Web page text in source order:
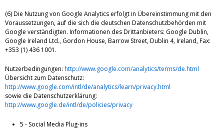
(6) Die Nutzung von Google Analytics erfolgt in Übereinstimmung mit den
Voraussetzungen, auf die sich die deutschen Datenschutzbehörden mit
Google verständigten. Informationen des Drittanbieters: Google Dublin,
Google Ireland Ltd., Gordon House, Barrow Street, Dublin 4, Ireland, Fax:
+353 (1) 436 1001.
Nutzerbedingungen: http://www.google.com/analytics/terms/de.html
Übersicht zum Datenschutz:
http://www.google.com/intl/de/analytics/learn/privacy.html
sowie die Datenschutzerklärung:
http://www.google.de/intl/de/policies/privacy
5 - Social Media Plug-ins